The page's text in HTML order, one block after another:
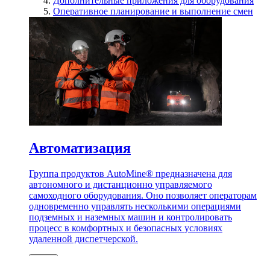
Оперативное планирование и выполнение смен
Автоматизация
Группа продуктов AutoMine® предназначена для
автономного и дистанционно управляемого
самоходного оборудования. Оно позволяет операторам
одновременно управлять несколькими операциями
подземных и наземных машин и контролировать
процесс в комфортных и безопасных условиях
удаленной диспетчерской.